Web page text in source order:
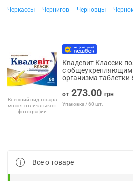
Черкассы
Чернигов Черновцы
Внешний вид товара
может отличаться от
фотографии
Квадевит Классик
с общеукрепляющим
организма таблетки
от 273.00 грн
Упаковка / 60 шт.
Все о товаре